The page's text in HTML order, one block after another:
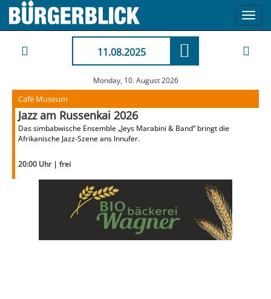
11.08.2025
Monday, 10. August 2026
Café Museum
Jazz am Russenkai 2026
Das simbabwische Ensemble „Jeys Marabini & Band“ bringt die
Afrikanische Jazz-Szene ans Innufer.
20:00 Uhr | frei